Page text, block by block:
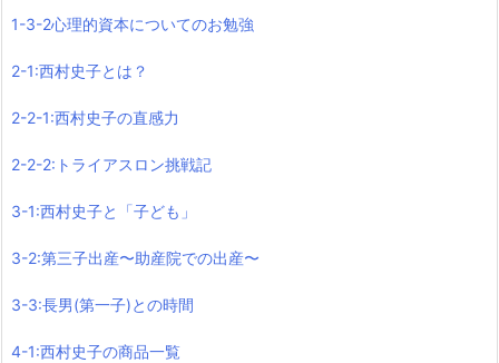
1-3-2心理的資本についてのお勉強
2-1:西村史子とは？
2-2-1:西村史子の直感力
2-2-2:トライアスロン挑戦記
3-1:西村史子と「子ども」
3-2:第三子出産〜助産院での出産〜
3-3:長男(第一子)との時間
4-1:西村史子の商品一覧